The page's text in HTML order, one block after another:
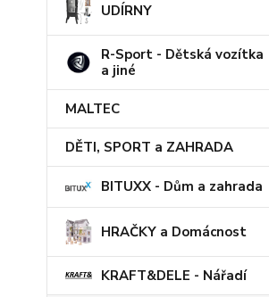
UDÍRNY
R-Sport - Dětská vozítka
a jiné
MALTEC
DĚTI, SPORT a ZAHRADA
BITUXX - Dům a zahrada
HRAČKY a Domácnost
KRAFT&DELE - Nářadí